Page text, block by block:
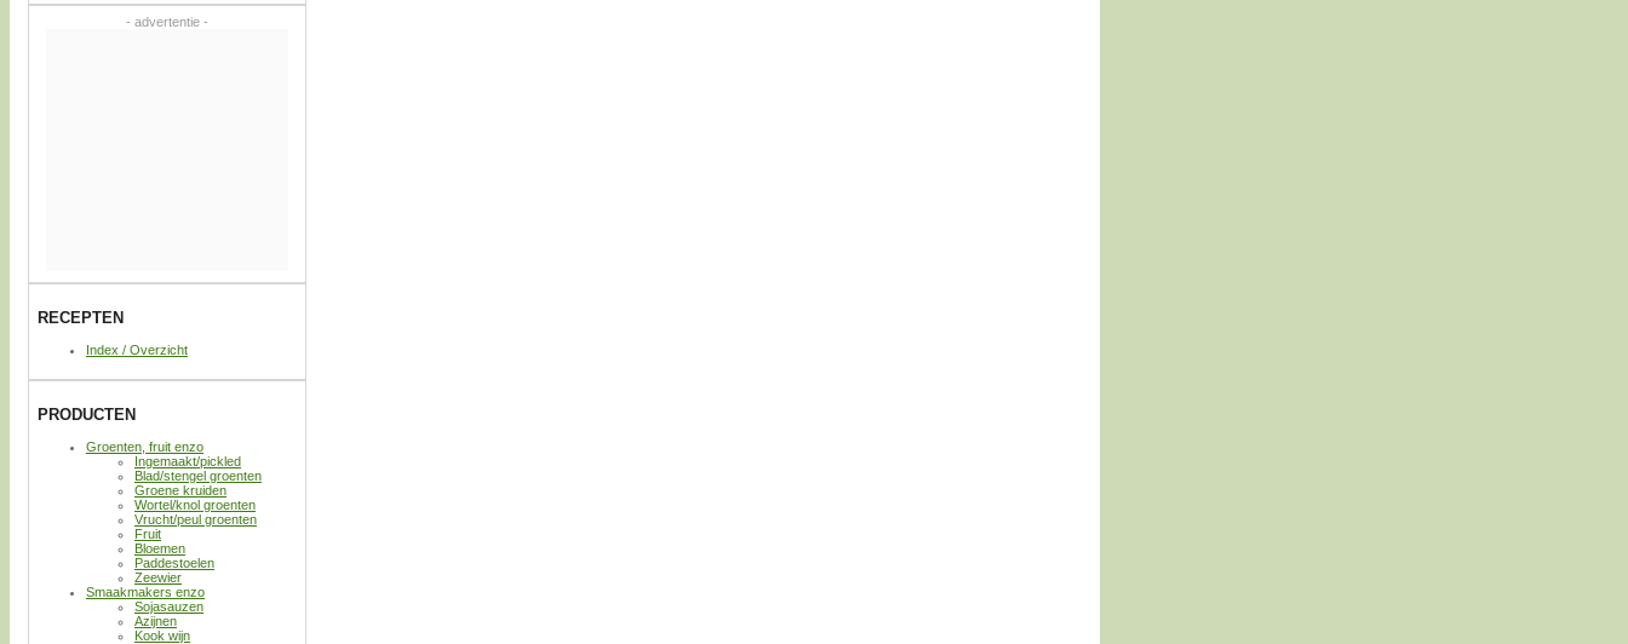
- advertentie -
RECEPTEN
Index / Overzicht
PRODUCTEN
Groenten, fruit enzo
Ingemaakt/pickled
Blad/stengel groenten
Groene kruiden
Wortel/knol groenten
Vrucht/peul groenten
Fruit
Bloemen
Paddestoelen
Zeewier
Smaakmakers enzo
Sojasauzen
Azijnen
Kook wijn